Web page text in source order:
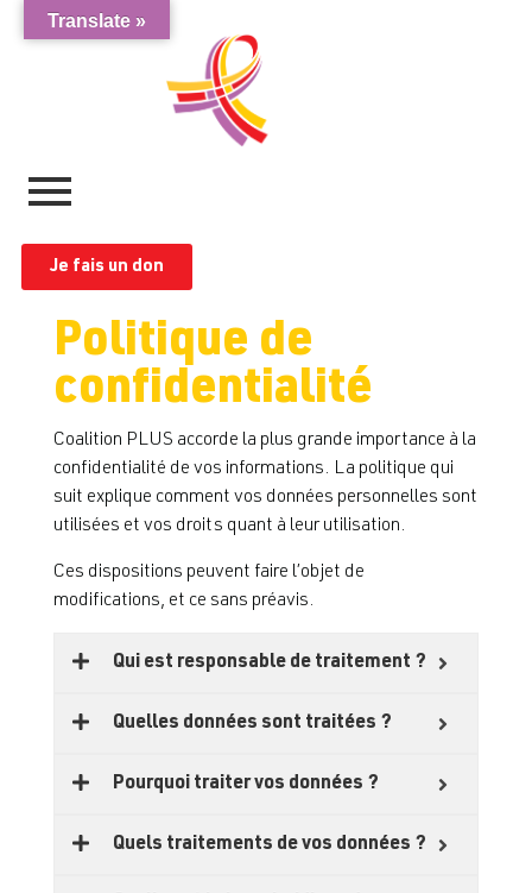
Je fais un don
Politique de
confidentialité
Coalition PLUS accorde la plus grande importance à la
confidentialité de vos informations. La politique qui
suit explique comment vos données personnelles sont
utilisées et vos droits quant à leur utilisation.
Ces dispositions peuvent faire l’objet de
modifications, et ce sans préavis.
Qui est responsable de traitement ?
Quelles données sont traitées ?
Pourquoi traiter vos données ?
Quels traitements de vos données ?
Translate »